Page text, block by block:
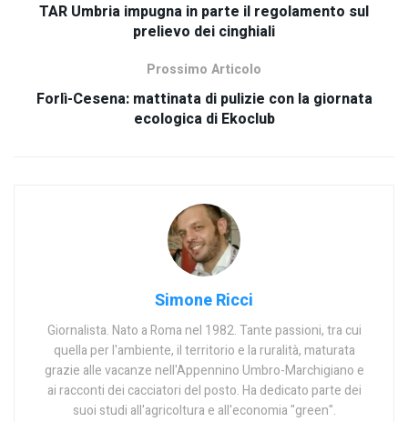
TAR Umbria impugna in parte il regolamento sul
prelievo dei cinghiali
Prossimo Articolo
Forlì-Cesena: mattinata di pulizie con la giornata
ecologica di Ekoclub
Simone Ricci
Giornalista. Nato a Roma nel 1982. Tante passioni, tra cui
quella per l'ambiente, il territorio e la ruralità, maturata
grazie alle vacanze nell'Appennino Umbro-Marchigiano e
ai racconti dei cacciatori del posto. Ha dedicato parte dei
suoi studi all'agricoltura e all'economia "green".